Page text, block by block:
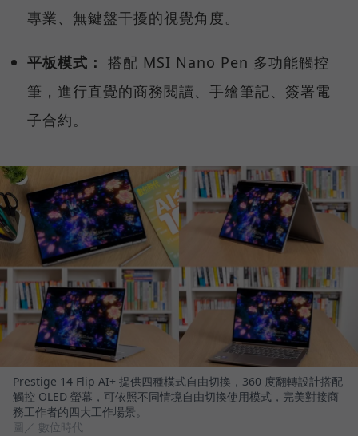
專業、無鍵盤干擾的視覺角度。
平板模式： 搭配 MSI Nano Pen 多功能觸控
筆，進行直覺的商務閱讀、手繪筆記、簽署電
子合約。
Prestige 14 Flip AI+ 提供四種模式自由切換，360 度翻轉設計搭配
觸控 OLED 螢幕，可依照不同情境自由切換使用模式，完美對接商
務工作者的四大工作場景。
圖／ 數位時代